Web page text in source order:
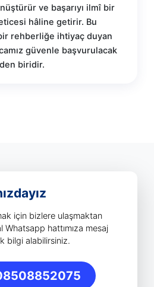
ve başarıyı ilmî bir
hâline getirir. Bu
rehberliğe ihtiyaç duyan
güvenle başvurulacak
biridir.
için bizlere ulaşmaktan
hattımıza mesaj
bilgi alabilirsiniz.